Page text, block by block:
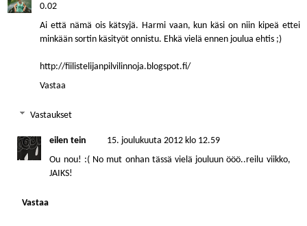
0.02
Ai että nämä ois kätsyjä. Harmi vaan, kun käsi on niin kipeä ettei
minkään sortin käsityöt onnistu. Ehkä vielä ennen joulua ehtis ;)
http://fiilistelijanpilvilinnoja.blogspot.fi/
Vastaa
Vastaukset
eilen tein
15. joulukuuta 2012 klo 12.59
Ou nou! :( No mut onhan tässä vielä jouluun ööö..reilu viikko,
JAIKS!
Vastaa